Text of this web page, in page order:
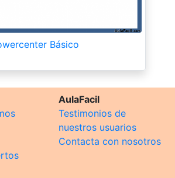
Básico
AulaFacil
Testimonios de
nuestros usuarios
Contacta con nosotros